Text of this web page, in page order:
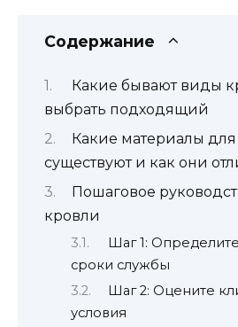
Содержание
Какие бывают виды
выбрать подходящий
Какие материалы
существуют и как они
Пошаговое
кровли
Шаг 1:
сроки службы
Шаг 2: Оцените
условия